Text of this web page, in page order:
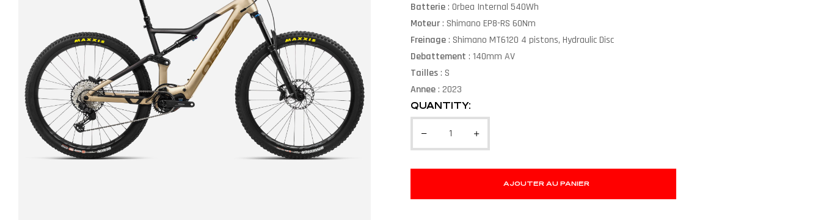
Batterie: Orbea Internal 540Wh
Moteur: Shimano EP8-RS 60Nm
Freinage: Shimano MT6120 4 pistons, Hydraulic Disc
Debattement : 140mm AV
Tailles: S
Annee: 2023
QUANTITY:
AJOUTER AU PANIER